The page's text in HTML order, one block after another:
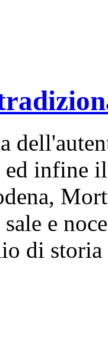
infine
e
di storia